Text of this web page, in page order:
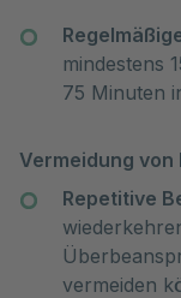
mindestens
75 Minuten
Vermeidung
Repetitive
vermeiden